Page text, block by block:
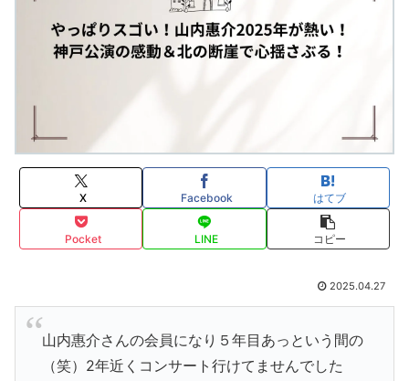
X Facebook はてブ
Pocket LINE コピー
2025.04.27
山内惠介さんの会員になり５年目あっという間の
（笑）2年近くコンサート行けてませんでした